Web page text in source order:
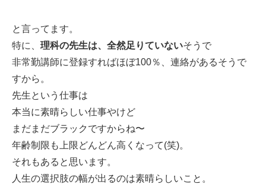
と言ってます。
特に、 理科の先生は、全然足りていないそうで
非常勤講師に登録すればほぼ100％、連絡があるそうで
すから。
先生という仕事は
本当に素晴らしい仕事やけど
まだまだブラックですからね〜
年齢制限も上限どんどん高くなって(笑)。
それもあると思います。
人生の選択肢の幅が出るのは素晴らしいこと。